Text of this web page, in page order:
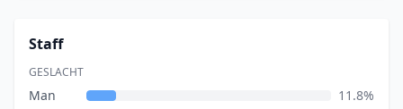
Staff
GESLACHT
Man
11.8%